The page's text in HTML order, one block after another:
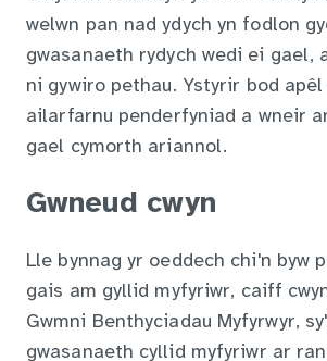
welwn pan nad ydych yn fodlon
gwasanaeth rydych wedi ei gael,
ni gywiro pethau. Ystyrir bod
ailarfarnu penderfyniad a wneir
gael cymorth ariannol.
Gwneud cwyn
Lle bynnag yr oeddech chi'n byw
gais am gyllid myfyriwr, caiff
Gwmni Benthyciadau Myfyrwyr,
gwasanaeth cyllid myfyriwr ar